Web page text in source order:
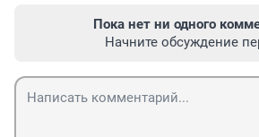
Пока нет ни одного
Начните обсуждение